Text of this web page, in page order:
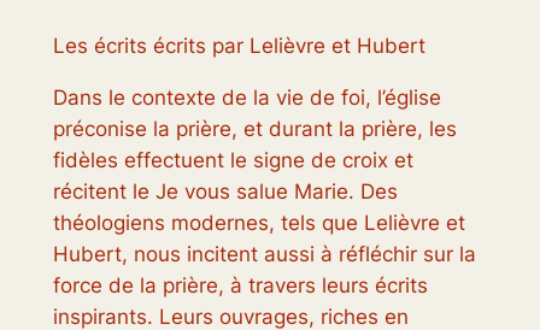
Les écrits écrits par Lelièvre et Hubert
Dans le contexte de la vie de foi, l’église
préconise la prière, et durant la prière, les
fidèles effectuent le signe de croix et
récitent le Je vous salue Marie. Des
théologiens modernes, tels que Lelièvre et
Hubert, nous incitent aussi à réfléchir sur la
force de la prière, à travers leurs écrits
inspirants. Leurs ouvrages, riches en